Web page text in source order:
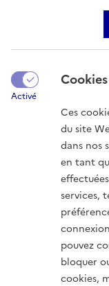
Activé
Ces
du site
dans nos
en tant
services,
pouvez
bloquer
cookies,
justifier d'un motif
Vous pouvez
droits d'accès, de
et révoquer à tout
l'effacement et à la
la politique de